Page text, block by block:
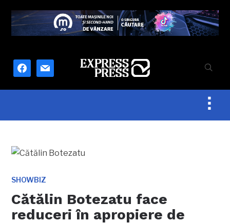
facebook
mail
SHOWBIZ
Cătălin Botezatu face
reduceri în apropiere de